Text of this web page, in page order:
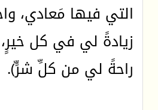
التي فيها مَعادي،
زيادةً لي في كل
راحةً لي من كلِّ شرٍّ).